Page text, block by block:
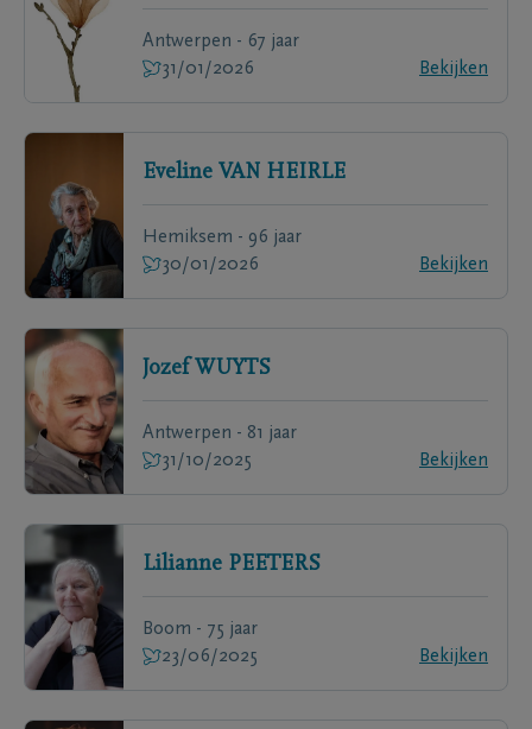
Antwerpen - 67 jaar
31/01/2026
Bekijken
Eveline VAN HEIRLE
Hemiksem - 96 jaar
30/01/2026
Bekijken
Jozef WUYTS
Antwerpen - 81 jaar
31/10/2025
Bekijken
Lilianne PEETERS
Boom - 75 jaar
23/06/2025
Bekijken